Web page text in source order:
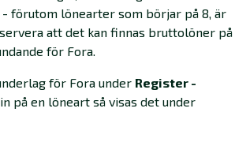
förutom lönearter som börjar på 8, är
att det kan finnas bruttolöner på
för Fora.
för Fora under Register -
på en löneart så visas det under